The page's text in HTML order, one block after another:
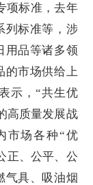
项标准，去年
列标准等，涉
用品等诸多领
的市场供给上
示，“共生优
高质量发展战
市场各种“优
正、公平、公
气具、吸油烟